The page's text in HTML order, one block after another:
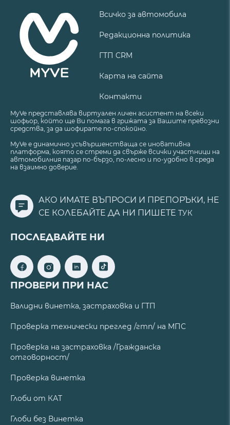
Всичко за автомобила
Редакционна политика
ГТП CRM
Карта на сайта
Контакти
MyVe представлява виртуален личен асистент на всеки
шофьор, който ще Ви помага в грижата за Вашите превозни
средства, за да шофирате по-спокойно.
MyVe е динамично усъвършенстваща се иновативна
платформа, която се стреми да свърже всички участници на
автомобилния пазар по-бързо, по-лесно и по-удобно в среда
на взаимно доверие.
АКО ИМАТЕ ВЪПРОСИ И ПРЕПОРЪКИ, НЕ
СЕ КОЛЕБАЙТЕ ДА НИ ПИШЕТЕ ТУК
ПОСЛЕДВАЙТЕ НИ
ПРОВЕРИ ПРИ НАС
Валидни винетка, застраховка и ГТП
Проверка технически преглед /гтп/ на МПС
Проверка на застраховка /Гражданска
отговорност/
Проверка винетка
Глоби от КАТ
Глоби без Винетка